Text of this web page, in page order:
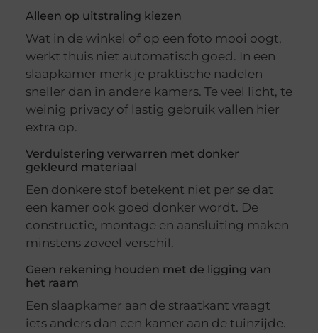
Alleen op uitstraling kiezen
Wat in de winkel of op een foto mooi oogt,
werkt thuis niet automatisch goed. In een
slaapkamer merk je praktische nadelen
sneller dan in andere kamers. Te veel licht, te
weinig privacy of lastig gebruik vallen hier
extra op.
Verduistering verwarren met donker
gekleurd materiaal
Een donkere stof betekent niet per se dat
een kamer ook goed donker wordt. De
constructie, montage en aansluiting maken
minstens zoveel verschil.
Geen rekening houden met de ligging van
het raam
Een slaapkamer aan de straatkant vraagt
iets anders dan een kamer aan de tuinzijde.